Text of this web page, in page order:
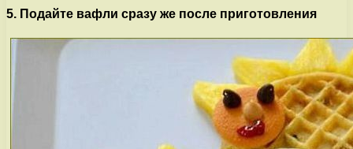
5. Подайте вафли сразу же после приготовления